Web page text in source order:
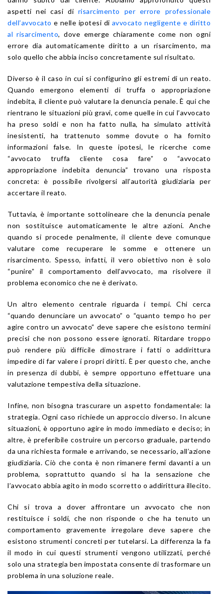
aspetti nei casi di risarcimento per errore professionale
dell’avvocato e nelle ipotesi di avvocato negligente e diritto
al risarcimento, dove emerge chiaramente come non ogni
errore dia automaticamente diritto a un risarcimento, ma
solo quello che abbia inciso concretamente sul risultato.
Diverso è il caso in cui si configurino gli estremi di un reato.
Quando emergono elementi di truffa o appropriazione
indebita, il cliente può valutare la denuncia penale. È qui che
rientrano le situazioni più gravi, come quelle in cui l’avvocato
ha preso soldi e non ha fatto nulla, ha simulato attività
inesistenti, ha trattenuto somme dovute o ha fornito
informazioni false. In queste ipotesi, le ricerche come
“avvocato truffa cliente cosa fare” o “avvocato
appropriazione indebita denuncia” trovano una risposta
concreta: è possibile rivolgersi all’autorità giudiziaria per
accertare il reato.
Tuttavia, è importante sottolineare che la denuncia penale
non sostituisce automaticamente le altre azioni. Anche
quando si procede penalmente, il cliente deve comunque
valutare come recuperare le somme e ottenere un
risarcimento. Spesso, infatti, il vero obiettivo non è solo
“punire” il comportamento dell’avvocato, ma risolvere il
problema economico che ne è derivato.
Un altro elemento centrale riguarda i tempi. Chi cerca
“quando denunciare un avvocato” o “quanto tempo ho per
agire contro un avvocato” deve sapere che esistono termini
precisi che non possono essere ignorati. Ritardare troppo
può rendere più difficile dimostrare i fatti o addirittura
impedire di far valere i propri diritti. È per questo che, anche
in presenza di dubbi, è sempre opportuno effettuare una
valutazione tempestiva della situazione.
Infine, non bisogna trascurare un aspetto fondamentale: la
strategia. Ogni caso richiede un approccio diverso. In alcune
situazioni, è opportuno agire in modo immediato e deciso; in
altre, è preferibile costruire un percorso graduale, partendo
da una richiesta formale e arrivando, se necessario, all’azione
giudiziaria. Ciò che conta è non rimanere fermi davanti a un
problema, soprattutto quando si ha la sensazione che
l’avvocato abbia agito in modo scorretto o addirittura illecito.
Chi si trova a dover affrontare un avvocato che non
restituisce i soldi, che non risponde o che ha tenuto un
comportamento gravemente irregolare deve sapere che
esistono strumenti concreti per tutelarsi. La differenza la fa
il modo in cui questi strumenti vengono utilizzati, perché
solo una strategia ben impostata consente di trasformare un
problema in una soluzione reale.